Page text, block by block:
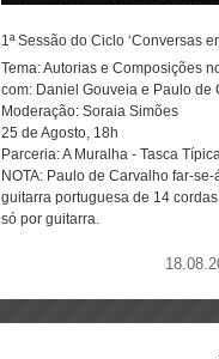
1ª Sessão do Ciclo ‘Conversas
Tema: Autorias e Composições
com: Daniel Gouveia e Paulo de
Moderação: Soraia Simões
25 de Agosto, 18h
Parceria: A Muralha - Tasca
NOTA: Paulo de Carvalho far-
guitarra portuguesa de 14
só por guitarra.